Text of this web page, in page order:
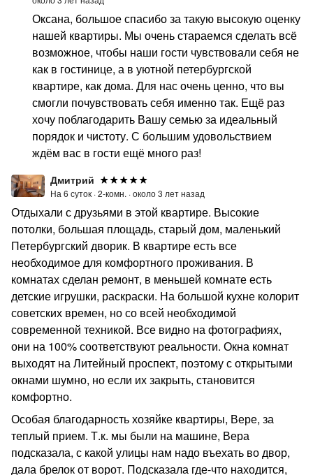
Оксана, большое спасибо за такую высокую оценку
нашей квартиры. Мы очень стараемся сделать всё
возможное, чтобы наши гости чувствовали себя не
как в гостинице, а в уютной петербургской
квартире, как дома. Для нас очень ценно, что вы
смогли почувствовать себя именно так. Ещё раз
хочу поблагодарить Вашу семью за идеальный
порядок и чистоту. С большим удовольствием
ждём вас в гости ещё много раз!
Дмитрий
На 6 суток ·2-комн. ·около 3 лет назад
Отдыхали с друзьями в этой квартире. Высокие
потолки, большая площадь, старый дом, маленький
Петербургский дворик. В квартире есть все
необходимое для комфортного проживания. В
комнатах сделан ремонт, в меньшей комнате есть
детские игрушки, раскраски. На большой кухне колорит
советских времен, но со всей необходимой
современной техникой. Все видно на фотографиях,
они на 100% соответствуют реальности. Окна комнат
выходят на Литейный проспект, поэтому с открытыми
окнами шумно, но если их закрыть, становится
комфортно.
Особая благодарность хозяйке квартиры, Вере, за
теплый прием. Т.к. мы были на машине, Вера
подсказала, с какой улицы нам надо въехать во двор,
дала брелок от ворот. Подсказала где-что находится,